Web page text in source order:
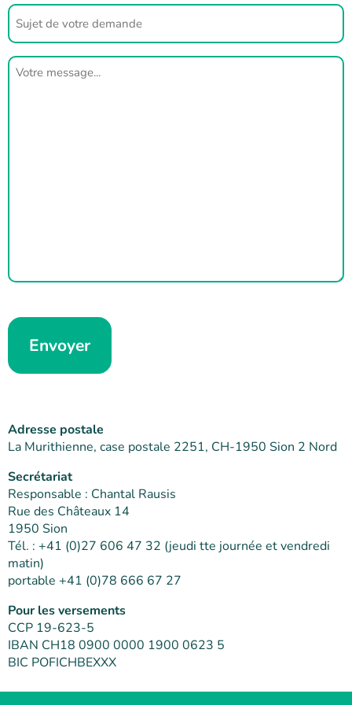
Sujet
de
votre
demande
Votre
message
Adresse postale
La Murithienne, case postale 2251, CH-1950 Sion 2 Nord
Secrétariat
Responsable : Chantal Rausis
Rue des Châteaux 14
1950 Sion
Tél. : +41 (0)27 606 47 32 (jeudi tte journée et vendredi
matin)
portable +41 (0)78 666 67 27
Pour les versements
CCP 19-623-5
IBAN CH18 0900 0000 1900 0623 5
BIC POFICHBEXXX